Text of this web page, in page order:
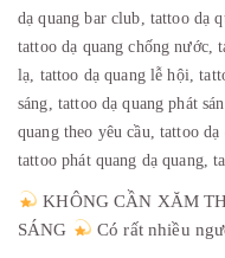
dạ quang bar club, tattoo dạ
tattoo dạ quang chống nước,
lạ, tattoo dạ quang lễ hội,
sáng, tattoo dạ quang phát
quang theo yêu cầu,tattoo
tattoo phát quang dạ quang,
KHÔNG CẦN XĂM
SÁNG
Có rất nhiều